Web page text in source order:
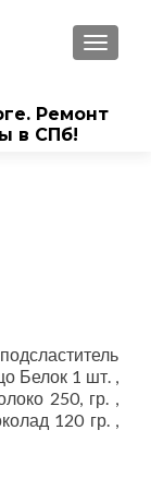
Ремонт
в СПб!
Белок 1 шт. ,
250, гр. ,
120 гр. ,